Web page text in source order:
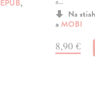
EPUB,
Na
a MOBI
8,90 €